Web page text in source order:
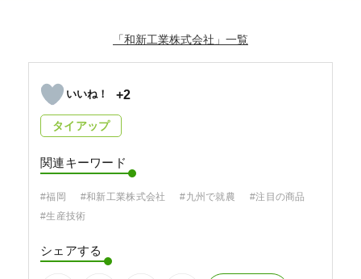
「和新工業株式会社」
+2
タイアップ
関連キーワード
#福岡 #和新工業株式会社 #九州で就農
#注目の商品
#生産技術
シェアする